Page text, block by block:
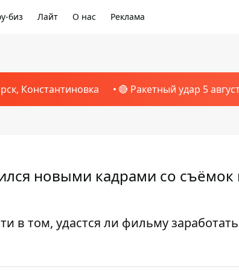
биз Лайт О нас Реклама
Константиновка 🔴 Ракетный удар 5
новыми кадрами со съёмок
в том, удастся ли фильму заработать